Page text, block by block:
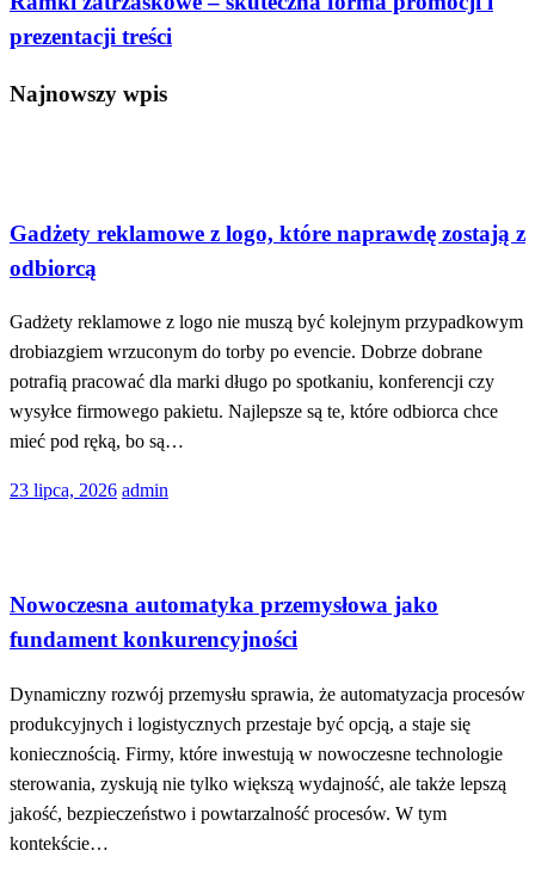
prezentacji treści
Najnowszy wpis
Gadżety reklamowe z logo, które naprawdę zostają z
odbiorcą
Gadżety reklamowe z logo nie muszą być kolejnym przypadkowym
drobiazgiem wrzuconym do torby po evencie. Dobrze dobrane
potrafią pracować dla marki długo po spotkaniu, konferencji czy
wysyłce firmowego pakietu. Najlepsze są te, które odbiorca chce
mieć pod ręką, bo są…
Opublikowane
23 lipca, 2026 admin
Nowoczesna automatyka przemysłowa jako
fundament konkurencyjności
Dynamiczny rozwój przemysłu sprawia, że automatyzacja procesów
produkcyjnych i logistycznych przestaje być opcją, a staje się
koniecznością. Firmy, które inwestują w nowoczesne technologie
sterowania, zyskują nie tylko większą wydajność, ale także lepszą
jakość, bezpieczeństwo i powtarzalność procesów. W tym
kontekście…